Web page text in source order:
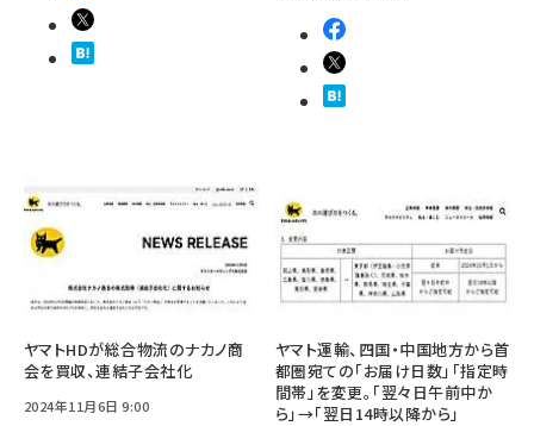
ヤマトHDが総合物流のナカノ商
会を買収、連結子会社化
2024年11月6日 9:00
ヤマト運輸、四国・中国地方から首
都圏宛ての「お届け日数」「指定時
間帯」を変更。「翌々日午前中か
ら」→「翌日14時以降から」